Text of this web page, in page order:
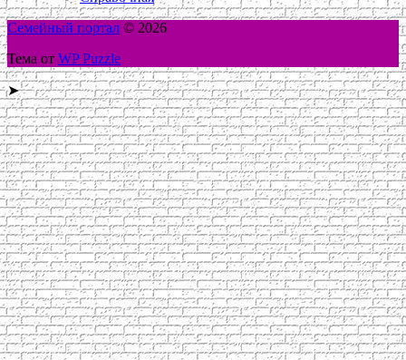
Семейный портал © 2026
Тема от WP Puzzle
➤